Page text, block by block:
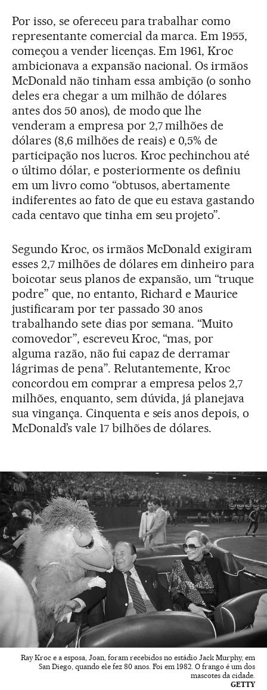
Por isso, se ofereceu para trabalhar como
representante comercial da marca. Em 1955,
começou a vender licenças. Em 1961, Kroc
ambicionava a expansão nacional. Os irmãos
McDonald não tinham essa ambição (o sonho
deles era chegar a um milhão de dólares
antes dos 50 anos), de modo que lhe
venderam a empresa por 2,7 milhões de
dólares (8,6 milhões de reais) e 0,5% de
participação nos lucros. Kroc pechinchou até
o último dólar, e posteriormente os definiu
em um livro como “obtusos, abertamente
indiferentes ao fato de que eu estava gastando
cada centavo que tinha em seu projeto”.
Segundo Kroc, os irmãos McDonald exigiram
esses 2,7 milhões de dólares em dinheiro para
boicotar seus planos de expansão, um “truque
podre” que, no entanto, Richard e Maurice
justificaram por ter passado 30 anos
trabalhando sete dias por semana. “Muito
comovedor”, escreveu Kroc, “mas, por
alguma razão, não fui capaz de derramar
lágrimas de pena”. Relutantemente, Kroc
concordou em comprar a empresa pelos 2,7
milhões, enquanto, sem dúvida, já planejava
sua vingança. Cinquenta e seis anos depois, o
McDonald’s vale 17 bilhões de dólares.
Ray Kroc e a esposa, Joan, foram recebidos no estádio Jack Murphy, em
San Diego, quando ele fez 80 anos. Foi em 1982. O frango é um dos
mascotes da cidade.
GETTY